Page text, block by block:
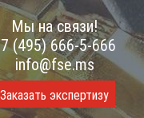
Мы на связи!
(495) 666-5-666
info@fse.ms
Заказать экспертизу